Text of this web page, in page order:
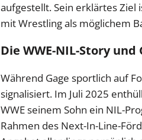
aufgestellt. Sein erklärtes Ziel
mit Wrestling als möglichem
Die WWE-NIL-Story
Während Gage sportlich auf
signalisiert. Im Juli 2025
WWE seinem Sohn ein NIL-
Rahmen des Next-In-Line-